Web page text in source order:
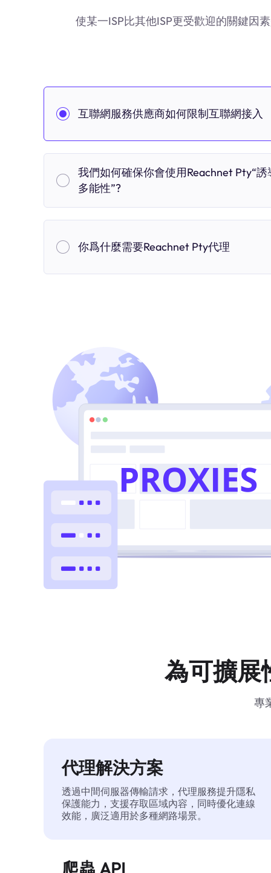
使某一ISP比其他ISP更受歡迎的關鍵因
互聯網服務供應商如何限制互聯網接入
我們如何確保你會使用Reachnet Pty“誘
多能性”?
你爲什麼需要Reachnet Pty代理
為可擴展
專
代理解決方案
透過中間伺服器傳輸請求，代理服務提升隱私
保護能力，支援存取區域內容，同時優化連線
效能，廣泛適用於多種網路場景。
爬蟲 API